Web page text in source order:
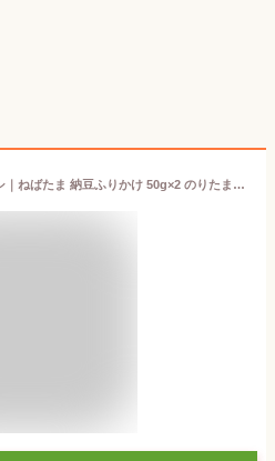
【送料無料】一秒納豆メシ｜ねばたま 納豆ふりかけ 50g×2 のりたまご のり たまご ドライ納豆 乾燥納豆 納豆菌 ご飯のお供 ごはんのお供 ごはんの友 御飯の友 おいしい 美味しい